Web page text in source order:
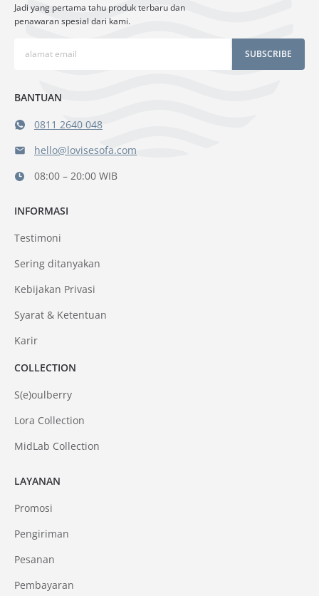
Jadi yang pertama tahu produk terbaru dan
penawaran spesial dari kami.
SUBSCRIBE
BANTUAN
0811 2640 048
hello@lovisesofa.com
08:00 – 20:00 WIB
LAYANAN
Promosi
Pengiriman
Pesanan
Pembayaran
INFORMASI
Testimoni
Sering ditanyakan
Kebijakan Privasi
Syarat & Ketentuan
Karir
COLLECTION
S(e)oulberry
Lora Collection
MidLab Collection